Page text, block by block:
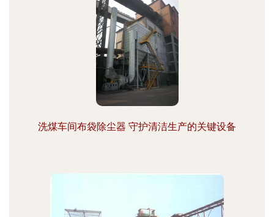
洗煤车间布袋除尘器 守护清洁生产的关键设备